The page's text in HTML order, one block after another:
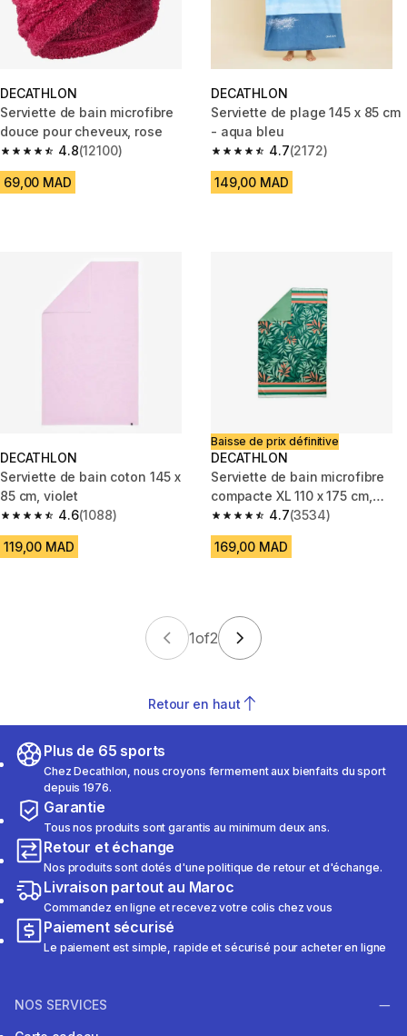
DECATHLON
Serviette de bain microfibre
douce pour cheveux, rose
4.8
4.8 out of 5 stars from 12100 reviews
(12100)
69,00 MAD
DECATHLON
Serviette de plage 145 x 85 cm
- aqua bleu
4.7
4.7 out of 5 stars from 2172
(2172)
149,00 MAD
DECATHLON
Serviette de bain coton 145 x
85 cm, violet
4.6
4.6 out of 5 stars from 1088 reviews
(1088)
119,00 MAD
Baisse de prix définitive
DECATHLON
Serviette de bain microfibre
compacte XL 110 x 175 cm,
imprimé feuillage vert
4.7
4.7 out of 5 stars from 3534
(3534)
169,00 MAD
1of2
Retour en haut
Plus de 65 sports
Chez Decathlon, nous croyons fermement aux bienfaits du sport
depuis 1976.
Garantie
Tous nos produits sont garantis au minimum deux ans.
Retour et échange
Nos produits sont dotés d'une politique de retour et d'échange.
Livraison partout au Maroc
Commandez en ligne et recevez votre colis chez vous
Paiement sécurisé
Le paiement est simple, rapide et sécurisé pour acheter en ligne
NOS SERVICES